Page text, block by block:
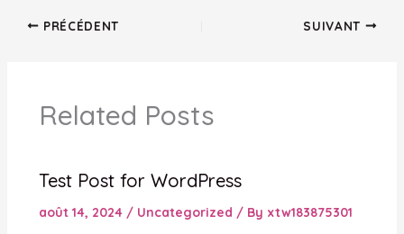
PRÉCÉDENT SUIVANT
Related Posts
Test Post for WordPress
août 14, 2024 / Uncategorized / By xtw183875301